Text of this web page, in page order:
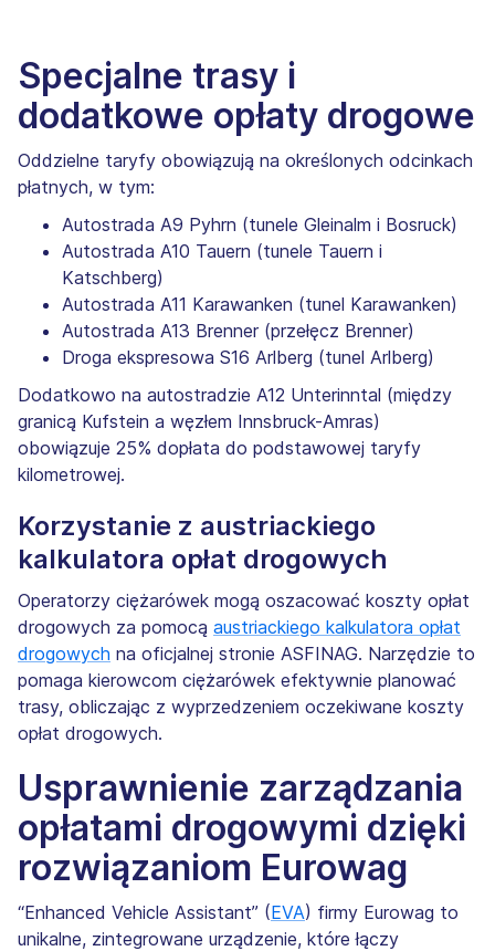
Specjalne trasy i
dodatkowe opłaty drogowe
Oddzielne taryfy obowiązują na określonych odcinkach
płatnych, w tym:
Autostrada A9 Pyhrn (tunele Gleinalm i Bosruck)
Autostrada A10 Tauern (tunele Tauern i
Katschberg)
Autostrada A11 Karawanken (tunel Karawanken)
Autostrada A13 Brenner (przełęcz Brenner)
Droga ekspresowa S16 Arlberg (tunel Arlberg)
Dodatkowo na autostradzie A12 Unterinntal (między
granicą Kufstein a węzłem Innsbruck-Amras)
obowiązuje 25% dopłata do podstawowej taryfy
kilometrowej.
Korzystanie z austriackiego
kalkulatora opłat drogowych
Operatorzy ciężarówek mogą oszacować koszty opłat
drogowych za pomocą austriackiego kalkulatora opłat
drogowych na oficjalnej stronie ASFINAG. Narzędzie to
pomaga kierowcom ciężarówek efektywnie planować
trasy, obliczając z wyprzedzeniem oczekiwane koszty
opłat drogowych.
Usprawnienie zarządzania
opłatami drogowymi dzięki
rozwiązaniom Eurowag
“Enhanced Vehicle Assistant” (EVA) firmy Eurowag to
unikalne, zintegrowane urządzenie, które łączy